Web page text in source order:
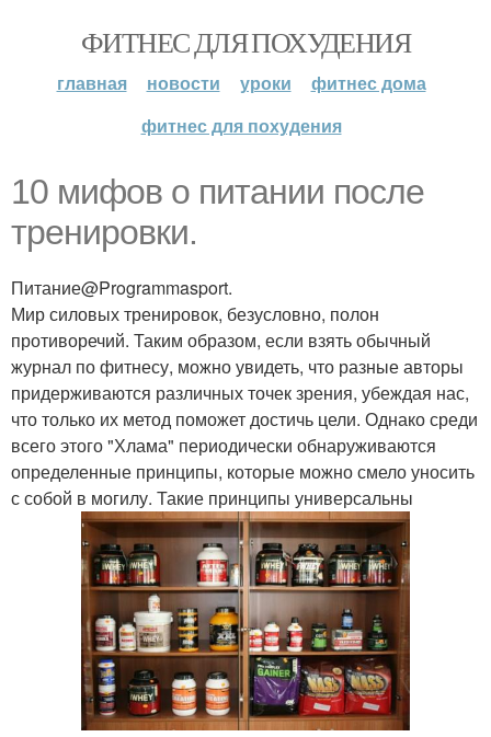
ФИТНЕС ДЛЯ ПОХУДЕНИЯ
главная новости уроки
фитнес дома
фитнес для похудения
10 мифов о питании после
тренировки.
Питание@Programmasport.
Мир силовых тренировок, безусловно, полон
противоречий. Таким образом, если взять обычный
журнал по фитнесу, можно увидеть, что разные авторы
придерживаются различных точек зрения, убеждая нас,
что только их метод поможет достичь цели. Однако среди
всего этого "Хлама" периодически обнаруживаются
определенные принципы, которые можно смело уносить
с собой в могилу. Такие принципы универсальны